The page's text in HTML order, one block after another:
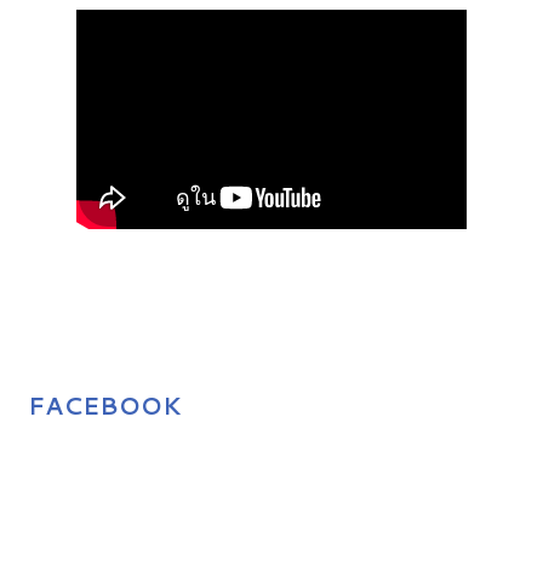
FACEBOOK